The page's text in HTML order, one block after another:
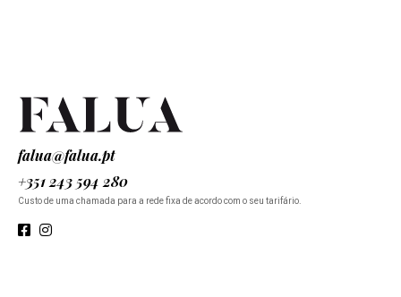
falua@falua.pt
+351 243 594 280
Custo de uma chamada para a rede fixa de acordo com o seu tarifário.